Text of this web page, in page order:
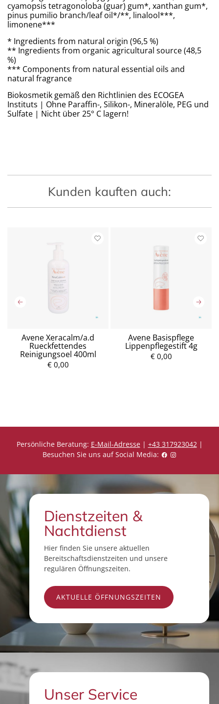
cyamopsis tetragonoloba (guar) gum*, xanthan gum*,
pinus pumilio branch/leaf oil*/**, linalool***,
limonene***
* Ingredients from natural origin (96,5 %)
** Ingredients from organic agricultural source (48,5
%)
*** Components from natural essential oils and
natural fragrance
Biokosmetik gemäß den Richtlinien des ECOGEA
Instituts | Ohne Paraffin-, Silikon-, Mineralöle, PEG und
Sulfate | Nicht über 25° C lagern!
Kunden kauften auch:
Avene Xeracalm/a.d
Rueckfettendes
Reinigungsoel 400ml
€ 0,00
Avene Basispflege
Lippenpflegestift 4g
€ 0,00
Persönliche Beratung: E-Mail-Adresse| +43 317923042|
Besuchen Sie uns auf Social Media:
Dienstzeiten &
Nachtdienst
Hier finden Sie unsere aktuellen
Bereitschaftsdienstzeiten und unsere
regulären Öffnungszeiten.
AKTUELLE ÖFFNUNGSZEITEN
Unser Service